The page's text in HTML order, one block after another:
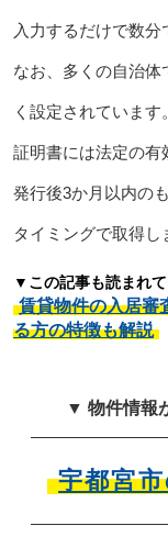
入力するだけで数分
なお、多くの自治
く設定されています。
証明書には法定の有
発行後3か月以内の
タイミングで取得し
▼この記事も読まれ
賃貸物件の入居審
る方の特徴も解説
▼ 物件情報
宇都宮